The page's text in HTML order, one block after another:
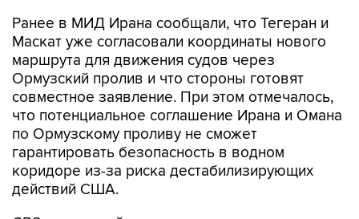
Ранее в МИД Ирана сообщали, что Тегеран и
Маскат уже согласовали координаты нового
маршрута для движения судов через
Ормузский пролив и что стороны готовят
совместное заявление. При этом отмечалось,
что потенциальное соглашение Ирана и Омана
по Ормузскому проливу не сможет
гарантировать безопасность в водном
коридоре из-за риска дестабилизирующих
действий США.